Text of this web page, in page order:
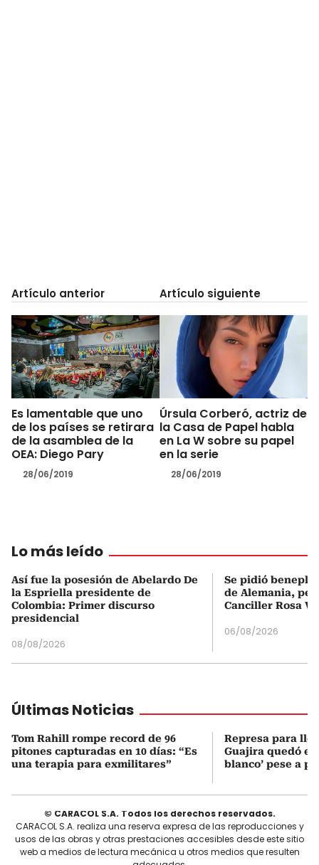
Artículo anterior
Es lamentable que uno
de los países se retirara
de la asamblea de la
OEA: Diego Pary
28/06/2019
Artículo siguiente
Úrsula Corberó, actriz de
la Casa de Papel habla
en La W sobre su papel
en la serie
28/06/2019
Lo más leído
Así fue la posesión de Abelardo De
la Espriella presidente de
Colombia: Primer discurso
presidencial
08/08/2026
Se pidió
de Alemania,
Canciller Rosa
06/08/2026
Últimas Noticias
Tom Rahill rompe record de 96
pitones capturadas en 10 días: “Es
una terapia para exmilitares”
Represa para
Guajira quedó en
blanco’ pese a
© CARACOL S.A. Todos los derechos reservados.
CARACOL S.A. realiza una reserva expresa de las reproducciones y
usos de las obras y otras prestaciones accesibles desde este sitio
web a medios de lectura mecánica u otros medios que resulten